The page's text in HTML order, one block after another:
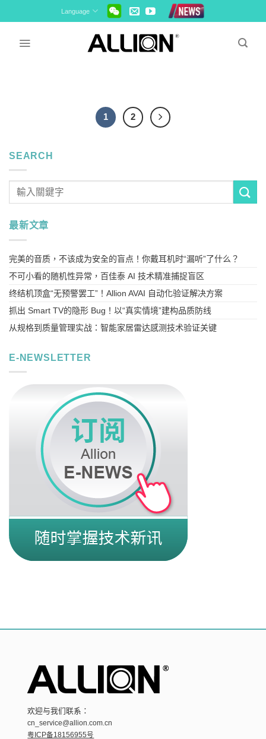
to
Language
1 2
SEARCH
最新文章
完美的音质，不该成为安全的盲点！你戴耳机时“漏听”了什么？
不可小看的随机性异常，百佳泰 AI 技术精准捕捉盲区
终结机顶盒“无预警罢工”！Allion AVAI 自动化验证解决方案
抓出 Smart TV的隐形 Bug！以“真实情境”建构品质防线
从规格到质量管理实战：智能家居雷达感测技术验证关键
E-NEWSLETTER
欢迎与我们联系：
cn_service@allion.com.cn
粤ICP备18156955号